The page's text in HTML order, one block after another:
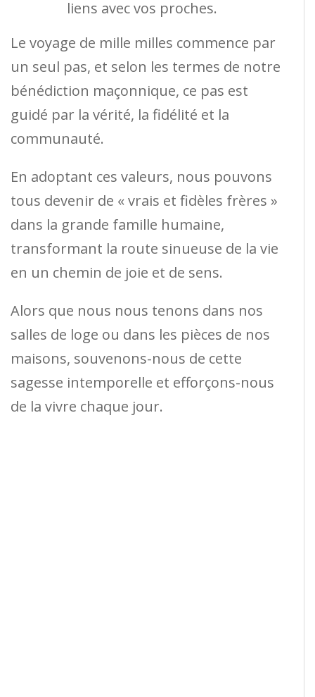
liens avec vos proches.
Le voyage de mille milles commence par
un seul pas, et selon les termes de notre
bénédiction maçonnique, ce pas est
guidé par la vérité, la fidélité et la
communauté.
En adoptant ces valeurs, nous pouvons
tous devenir de « vrais et fidèles frères »
dans la grande famille humaine,
transformant la route sinueuse de la vie
en un chemin de joie et de sens.
Alors que nous nous tenons dans nos
salles de loge ou dans les pièces de nos
maisons, souvenons-nous de cette
sagesse intemporelle et efforçons-nous
de la vivre chaque jour.